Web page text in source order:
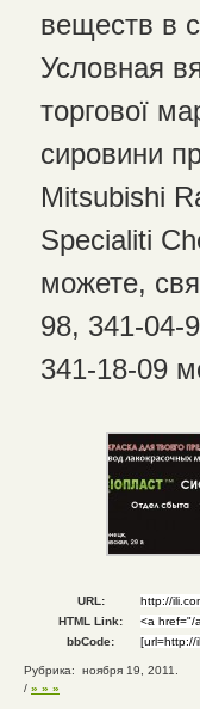
веществ в
Условная
торгової
сировини
Mitsubishi
Specialiti
можете,
98, 341-04-
341-18-09
URL:
HTML Link:
bbCode:
Рубрика: ноября 19, 2011.
/ » » »